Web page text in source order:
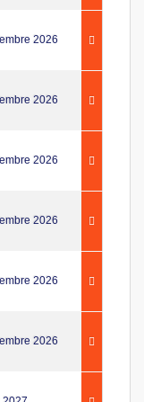
2026
2026
2026
2026
2026
2026